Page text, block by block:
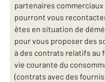
partenaires commerciaux
pourront vous
êtes en situation de
pour vous proposer des
à des contrats relatifs au
vie courante du
(contrats avec des